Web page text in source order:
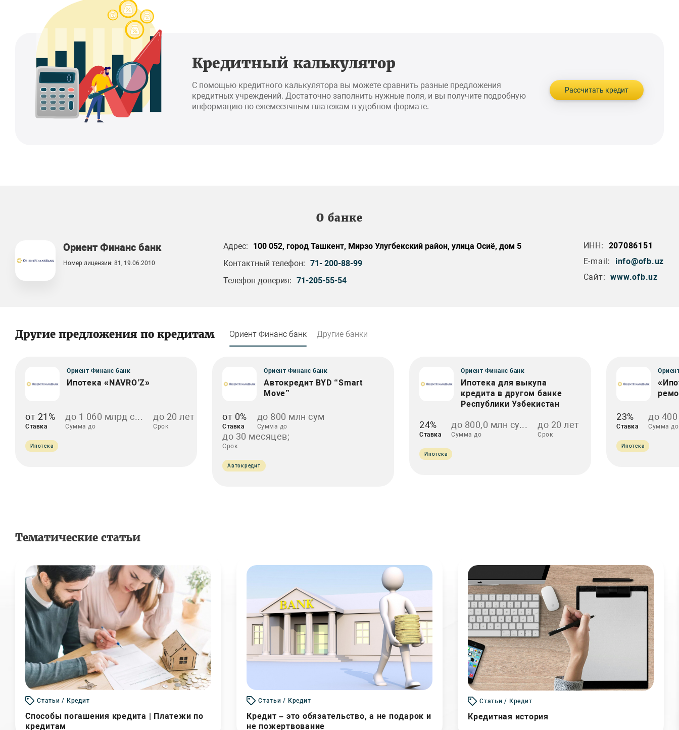
Кредитный калькулятор
С помощью кредитного калькулятора вы можете сравнить разные предложения
кредитных учреждений. Достаточно заполнить нужные поля, и вы получите подробную
информацию по ежемесячным платежам в удобном формате.
Рассчитать кредит
О банке
Ориент Финанс банк
Номер лицензии: 81, 19.06.2010
Адрес:
100 052, город Ташкент, Мирзо Улугбекский район, улица Осиё, дом 5
Контактный телефон: 71- 200-88-99
Телефон доверия: 71-205-55-54
ИНН:
207086151
E-mail:
info@ofb.uz
Сайт: www.ofb.uz
Другие предложения по кредитам Ориент Финанс банк Другие банки
Ориент Финанс банк
Ипотека «NAVRO’Z»
от 21%
Ставка
до 1 060 млрд с...
Сумма до
до 20 лет
Срок
Ипотека
Ориент Финанс банк
Автокредит BYD “Smart
Move”
от 0%
Ставка
до 800 млн сум
Сумма до
до 30 месяцев;
Срок
Автокредит
Ориент Финанс банк
Ипотека для выкупа
кредита в другом банке
Республики Узбекистан
24%
Ставка
до 800,0 млн су...
Сумма до
до 20 лет
Срок
Ипотека
23%
Ставка
до
Сумма до
Ипотека
Тематические статьи
Статьи / Кредит
Способы погашения кредита | Платежи по
кредитам
Статьи / Кредит
Кредит – это обязательство, а не подарок и
не пожертвование
Статьи / Кредит
Кредитная история